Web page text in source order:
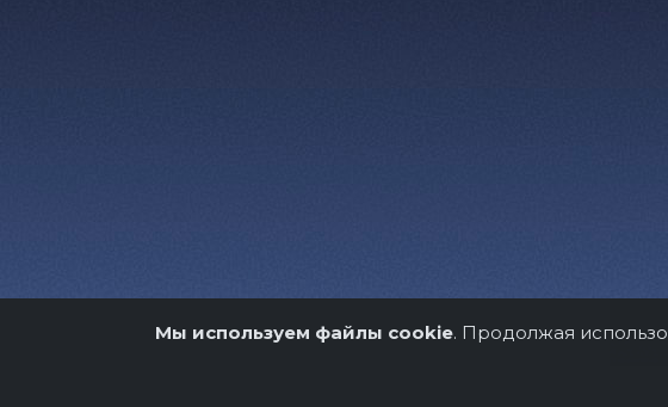
Мы используем файлы cookie. Продолжая